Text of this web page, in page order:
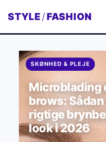
STYLE/FASHION
SKØNHED & PLEJE
Microblading
brows:
rigtige
look i 2026